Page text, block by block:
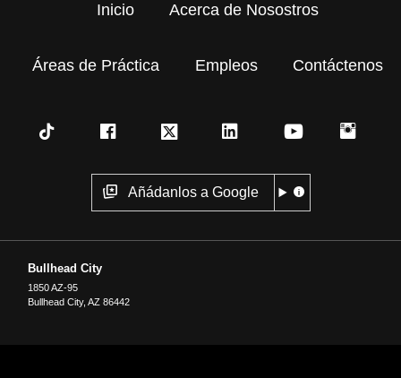
Inicio Acerca de Nosostros
Áreas de Práctica Empleos Contáctenos
Añádanlos a Google
Bullhead City
1850 AZ-95
Bullhead City,AZ 86442